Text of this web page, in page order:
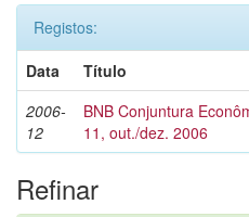
Registos:
Data
Título
2006-
12
BNB Conjuntura
11, out./dez. 2006
Refinar